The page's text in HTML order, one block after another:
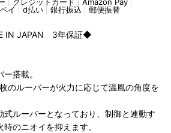
クレジットカード
Amazon Pay
イ d払い 銀行振込 郵便振替
IN JAPAN 3年保証◆
搭載。
のルーバーが火力に応じて温風の角度を
ルーバーとなっており、制御と連動す
のニオイを抑えます。